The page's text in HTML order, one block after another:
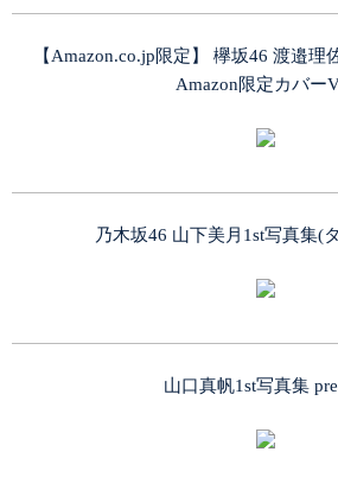
【Amazon.co.jp限定】 欅坂46 渡邉理
Amazon限定カバー
乃木坂46 山下美月1st写真集(
山口真帆1st写真集